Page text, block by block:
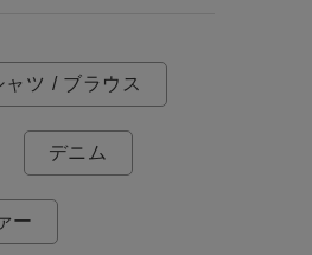
ャツ / ブラウス
デニム
ー